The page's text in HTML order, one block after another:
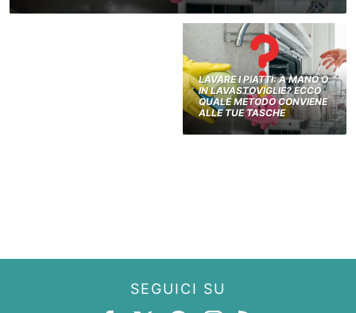
LAVARE I PIATTI: A MANO O
IN LAVASTOVIGLIE? ECCO
QUALE METODO CONVIENE
ALLE TUE TASCHE
SEGUICI SU